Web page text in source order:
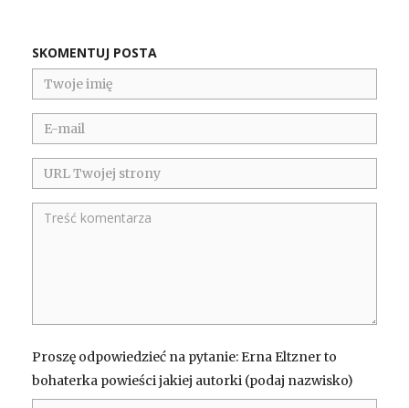
SKOMENTUJ POSTA
Proszę odpowiedzieć na pytanie: Erna Eltzner to
bohaterka powieści jakiej autorki (podaj nazwisko)